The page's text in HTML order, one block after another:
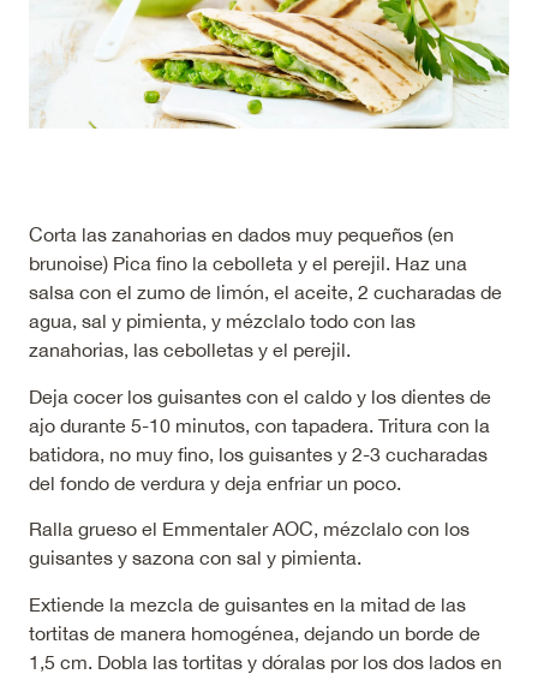
Corta las zanahorias en dados muy pequeños (en
brunoise) Pica fino la cebolleta y el perejil. Haz una
salsa con el zumo de limón, el aceite, 2 cucharadas de
agua, sal y pimienta, y mézclalo todo con las
zanahorias, las cebolletas y el perejil.
Deja cocer los guisantes con el caldo y los dientes de
ajo durante 5-10 minutos, con tapadera. Tritura con la
batidora, no muy fino, los guisantes y 2-3 cucharadas
del fondo de verdura y deja enfriar un poco.
Ralla grueso el Emmentaler AOC, mézclalo con los
guisantes y sazona con sal y pimienta.
Extiende la mezcla de guisantes en la mitad de las
tortitas de manera homogénea, dejando un borde de
1,5 cm. Dobla las tortitas y dóralas por los dos lados en